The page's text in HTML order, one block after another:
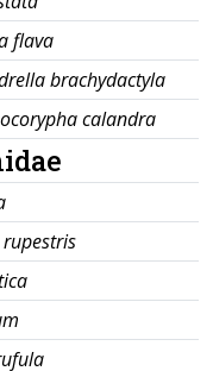
flava
brachydactyla
calandra